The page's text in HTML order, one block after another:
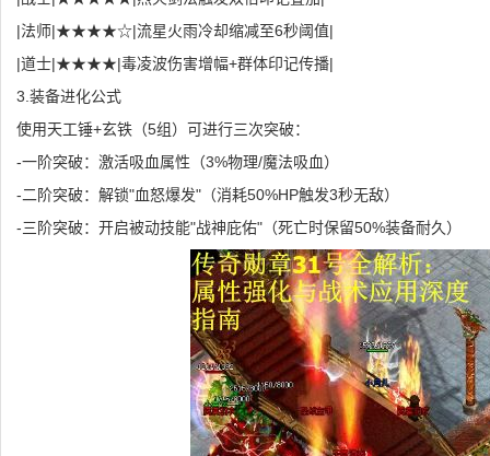
|法师|★★★★☆|流星火雨冷却缩减至6秒阈值|
|道士|★★★★|毒凌波伤害增幅+群体印记传播|
3.装备进化公式
使用天工锤+玄铁（5组）可进行三次突破：
-一阶突破：激活吸血属性（3%物理/魔法吸血）
-二阶突破：解锁"血怒爆发"（消耗50%HP触发3秒无敌）
-三阶突破：开启被动技能"战神庇佑"（死亡时保留50%装备耐久）